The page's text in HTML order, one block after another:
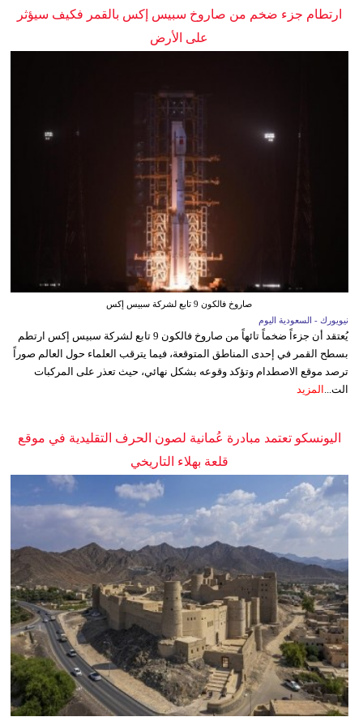
ارتطام جزء ضخم من صاروخ سبيس إكس بالقمر فكيف سيؤثر
على الأرض
صاروخ فالكون 9 تابع لشركة سبيس إكس
نيويورك - السعودية اليوم
يُعتقد أن جزءاً ضخماً تائهاً من صاروخ فالكون 9 تابع لشركة سبيس إكس ارتطم
بسطح القمر في إحدى المناطق المتوقعة، فيما يترقب العلماء حول العالم صوراً
ترصد موقع الاصطدام وتؤكد وقوعه بشكل نهائي، حيث تعذر على المركبات
الت...
المزيد
اليونسكو تعتمد مبادرة عُمانية لصون الحرف التقليدية في موقع
قلعة بهلاء التاريخي